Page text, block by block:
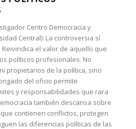
Centro Democracia y
Central): La controversia sí
el valor de aquello que
políticos profesionales. No
propietarios de la política, sino
del oficio permite
y responsabilidades que rara
también descansa sobre
contienen conflictos, protegen
las diferencias políticas de las